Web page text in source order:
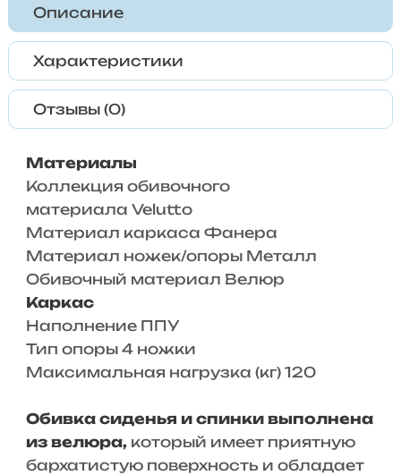
Описание
Характеристики
Отзывы (0)
Материалы
Коллекция обивочного
материала Velutto
Материал каркаса Фанера
Материал ножек/опоры Металл
Обивочный материал Велюр
Каркас
Наполнение ППУ
Тип опоры 4 ножки
Максимальная нагрузка (кг) 120
Обивка сиденья и спинки выполнена
из велюра,который имеет приятную
бархатистую поверхность и обладает